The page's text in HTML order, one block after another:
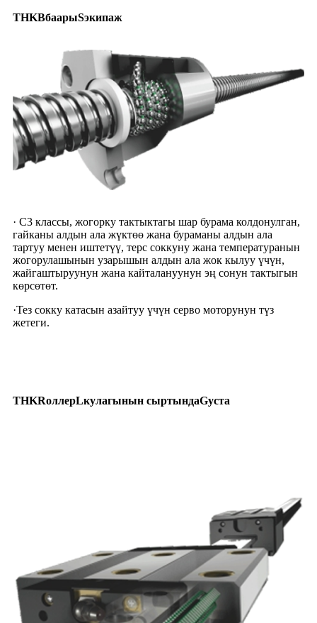
THKBбаарыSэкипаж
· C3 классы, жогорку тактыктагы шар бурама колдонулган,
гайканы алдын ала жүктөө жана бураманы алдын ала
тартуу менен иштетүү, терс соккуну жана температуранын
жогорулашынын узарышын алдын ала жок кылуу үчүн,
жайгаштыруунун жана кайталануунун эң сонун тактыгын
көрсөтөт.
·Тез сокку катасын азайтуу үчүн серво моторунун түз
жетеги.
THKRоллерLкулагынын сыртындаGуста